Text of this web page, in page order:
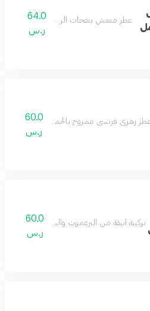
عطر منعش بنفحات الريحان العذبة.
64.0
ر.س
عطر زهري فرنسي ممزوج بالحمضيات لإطلالة
60.0
ر.س
تركيبة أنيقة من البرغموت والياسمين تنتهي
60.0
ر.س